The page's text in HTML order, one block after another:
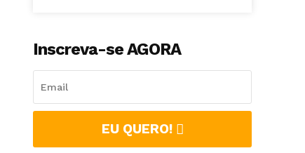
Inscreva-se AGORA
EU QUERO!